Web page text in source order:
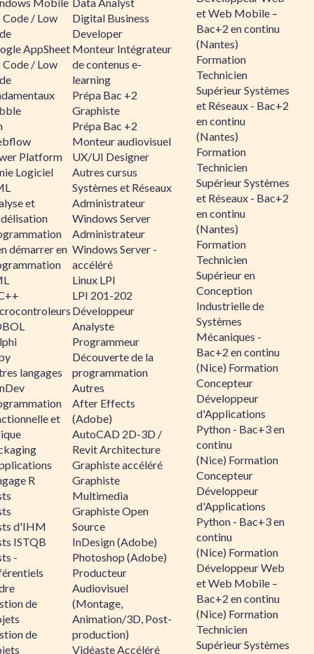
/ Low
AppSheet
/ Low
Platform
Logiciel
et
démarrer en
langages
et
R
d'IHM
ISTQB
-
de
de
Digital Business
Developer
Monteur Intégrateur
de contenus e-
learning
Prépa Bac +2
Graphiste
Prépa Bac +2
Monteur audiovisuel
UX/UI Designer
Autres cursus
Systèmes et Réseaux
Administrateur
Windows Server
Administrateur
Windows Server -
accéléré
Linux LPI
LPI 201-202
Développeur
Analyste
Programmeur
Découverte de la
programmation
Autres
After Effects
(Adobe)
AutoCAD 2D-3D /
Revit Architecture
Graphiste accéléré
Graphiste
Multimedia
Graphiste Open
Source
InDesign (Adobe)
Photoshop (Adobe)
Producteur
Audiovisuel
(Montage,
Animation/3D, Post-
production)
Vidéaste Accéléré
et Web Mobile –
Bac+2 en continu
(Nantes)
Formation
Technicien
Supérieur Systèmes
et Réseaux - Bac+2
en continu
(Nantes)
Formation
Technicien
Supérieur Systèmes
et Réseaux - Bac+2
en continu
(Nantes)
Formation
Technicien
Supérieur en
Conception
Industrielle de
Systèmes
Mécaniques -
Bac+2 en continu
(Nice) Formation
Concepteur
Développeur
d'Applications
Python - Bac+3 en
continu
(Nice) Formation
Concepteur
Développeur
d'Applications
Python - Bac+3 en
continu
(Nice) Formation
Développeur Web
et Web Mobile –
Bac+2 en continu
(Nice) Formation
Technicien
Supérieur Systèmes